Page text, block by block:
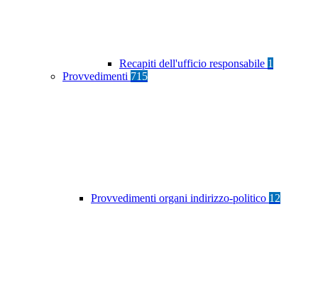
Recapiti dell'ufficio responsabile 1
Provvedimenti 715
Provvedimenti organi indirizzo-politico 12